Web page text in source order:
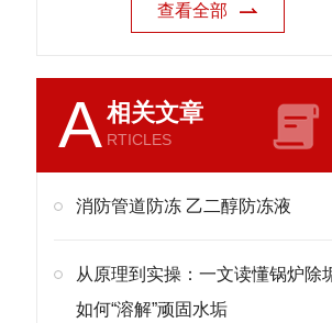
查看全部
A相关文章
RTICLES
消防管道防冻 乙二醇防冻液
从原理到实操：一文读懂锅炉除
如何“溶解”顽固水垢